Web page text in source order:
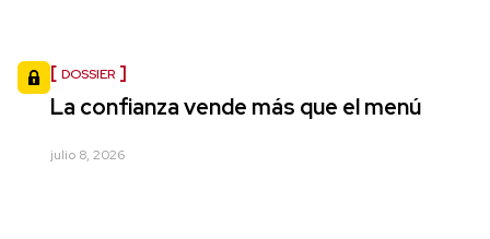
DOSSIER
La confianza vende más que el menú
julio 8, 2026